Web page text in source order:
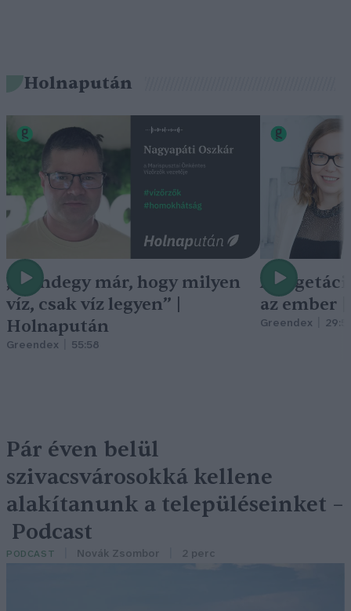
Holnapután
„Mindegy már, hogy milyen
víz, csak víz legyen” |
Holnapután
Greendex 55:58
A
az ember
Greendex
Pár éven belül
szivacsvárosokká kellene
alakítanunk a településeinket –
Podcast
PODCAST Novák Zsombor 2 perc